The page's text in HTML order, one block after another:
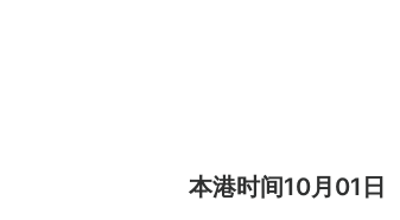
本港时间10月01日